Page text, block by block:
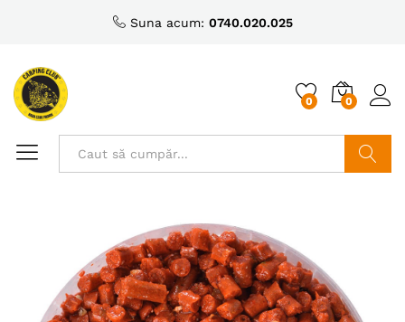
Suna acum: 0740.020.025
0 0